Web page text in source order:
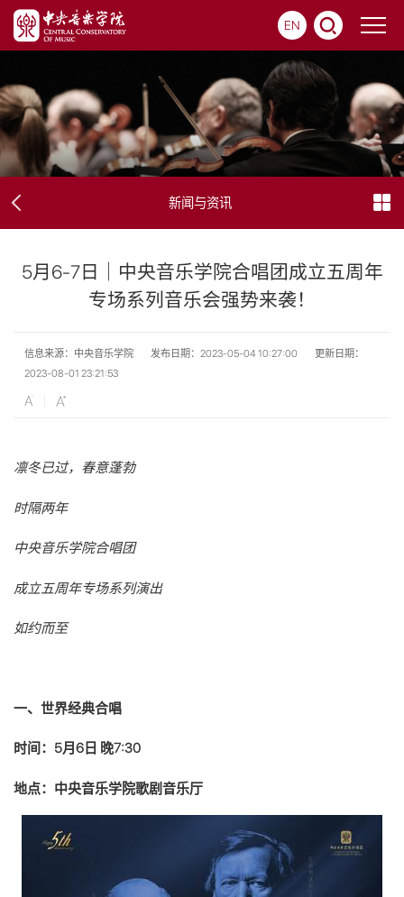
EN
新闻与资讯
5月6-7日｜中央音乐学院合唱团成立五周年
专场系列音乐会强势来袭！
信息来源：中央音乐学院 发布日期：2023-05-04 10:27:00
更新日期：
2023-08-01 23:21:53
凛冬已过，春意蓬勃
时隔两年
中央音乐学院合唱团
成立五周年专场系列演出
如约而至
一、世界经典合唱
时间：5月6日 晚7:30
地点：中央音乐学院歌剧音乐厅